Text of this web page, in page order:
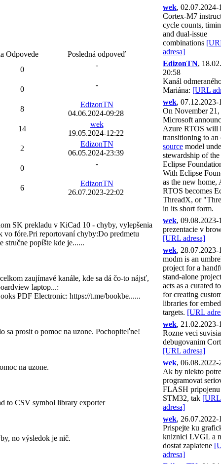
Odpovede
Posledná odpoveď
0
-
0
-
8
EdizonTN
04.06.2024-09:28
14
wek
19.05.2024-12:22
2
EdizonTN
06.05.2024-23:39
0
-
6
EdizonTN
26.07.2023-22:02
4
ViliamBosko
11.01.2023-11:41
4
EdizonTN
5
wek
18.02.2022-10:50
1
0
-
SK prekladu v KiCad 10 - chyby, vylepšenia
vo fóre.Pri reportovaní chyby:Do predmetu
stručne popíšte kde je......
zaujímavé kanále, kde sa dá čo-to nájsť,
laptop...:
PDF Electronic: https://t.me/bookbe......
sa prosit o pomoc na uzone. Pochopiteľne!
na uzone.
to CSV symbol library exporter
no výsledok je nič.
wek, 02.07.2024-
Cortex-M7
cycle counts,
and dual-issue
combinations
adresa]
EdizonTN,
20:58
Kanál
Mariána: [URL
wek, 07.12.2023-
On November
Microsoft
Azure RTOS will
transitioning to an
source model
stewardship of the
Eclipse
With Eclipse
as the new home,
RTOS becomes
ThreadX, or
in its short form.
wek, 09.08.2023-
prezentacie v
[URL adresa]
wek, 28.07.2023-
modm is an
project for a
stand-alone
acts as a curated
for creating
libraries for
targets. [URL
wek, 21.02.2023-
Rozne veci
debugovanim
[URL adresa]
wek, 06.08.2022-
Ak by niekto
programovat
FLASH pripojenu
STM32, tak [URL
adresa]
wek, 26.07.2022-
Prispejte ku
kniznici LVGL a
dostat zaplatene
adresa]